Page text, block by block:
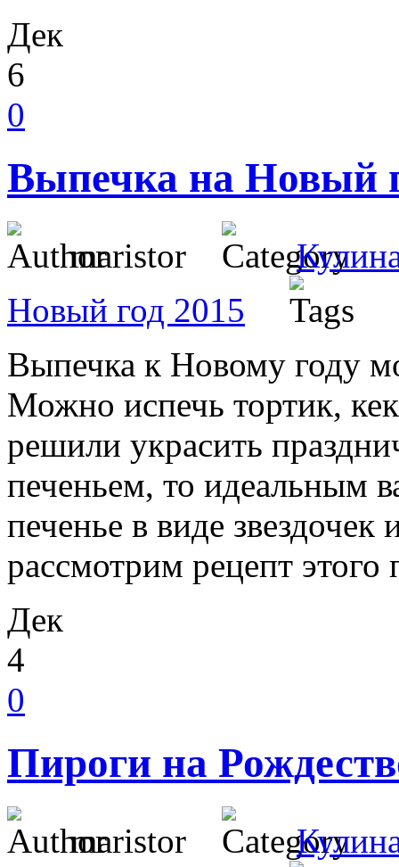
Дек
6
0
Выпечка на Новый
maristor
Новый год 2015
Выпечка к Новому году
Можно испечь тортик,
решили украсить
печеньем, то идеальным
печенье в виде звездочек
рассмотрим рецепт этого
Дек
4
0
Пироги на
maristor